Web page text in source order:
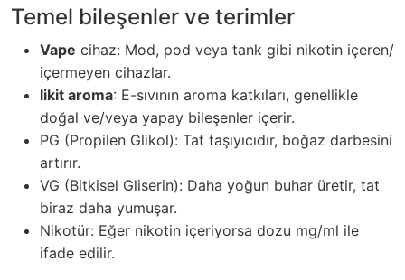
Temel bileşenler ve terimler
Vape cihaz: Mod, pod veya tank gibi nikotin içeren/
içermeyen cihazlar.
likit aroma: E-sıvının aroma katkıları, genellikle
doğal ve/veya yapay bileşenler içerir.
PG (Propilen Glikol): Tat taşıyıcıdır, boğaz darbesini
artırır.
VG (Bitkisel Gliserin): Daha yoğun buhar üretir, tat
biraz daha yumuşar.
Nikotür: Eğer nikotin içeriyorsa dozu mg/ml ile
ifade edilir.